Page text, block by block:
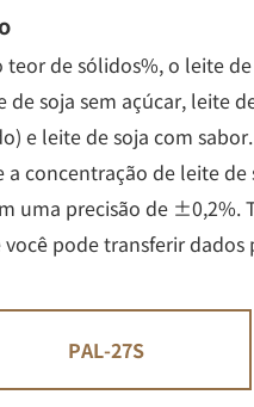
de sólidos%, o leite
soja sem açúcar, leite
e leite de soja com sabor.
a concentração de leite de
uma precisão de ±0,2%.
pode transferir dados
PAL-27S